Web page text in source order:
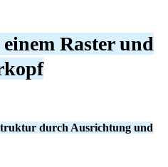
Raster und
durch Ausrichtung und